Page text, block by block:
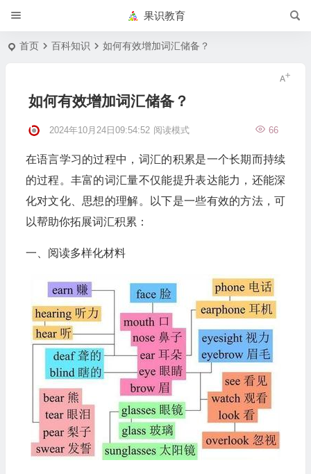
果识教育
首页 百科知识 如何有效增加词汇储备？
如何有效增加词汇储备？
2024年10月24日09:54:52 66
阅读模式
在语言学习的过程中，词汇的积累是一个长期而持续
的过程。丰富的词汇量不仅能提升表达能力，还能深
化对文化、思想的理解。以下是一些有效的方法，可
以帮助你拓展词汇积累：
一、阅读多样化材料